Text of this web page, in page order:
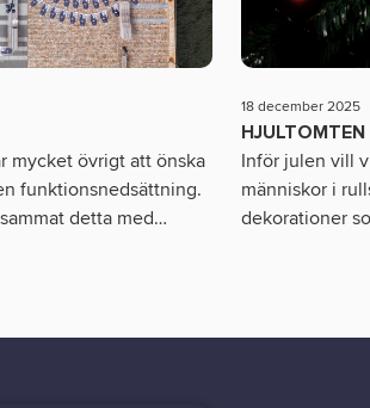
mycket övrigt att önska
funktionsnedsättning.
detta med…
18 december 2025
HJULTOMTEN
Inför julen vill
människor i
dekorationer